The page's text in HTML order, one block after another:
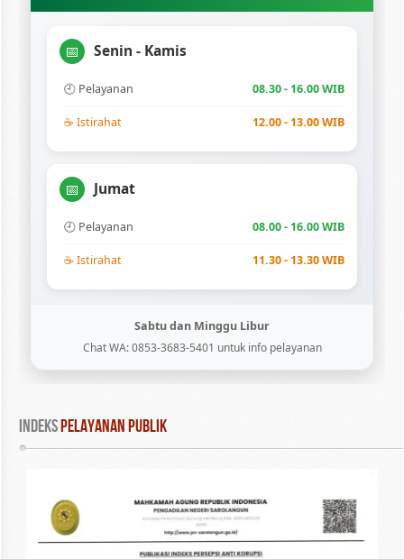
📅 Senin - Kamis
🕘 Pelayanan 08.30 - 16.00 WIB
☕ Istirahat 12.00 - 13.00 WIB
📅 Jumat
🕘 Pelayanan 08.00 - 16.00 WIB
☕ Istirahat 11.30 - 13.30 WIB
Sabtu dan Minggu Libur
Chat WA: 0853-3683-5401 untuk info pelayanan
INDEKS PELAYANAN PUBLIK